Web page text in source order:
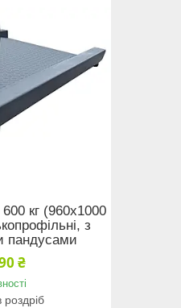
кг (960х1000
з
пандусами
₴